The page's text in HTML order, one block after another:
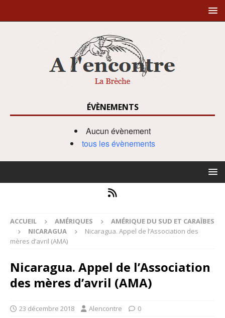
ÉVÈNEMENTS
Aucun évènement
tous les évènements
ACCUEIL AMÉRIQUES
AMÉRIQUE DU SUD ET CARAÏBES
NICARAGUA
Nicaragua. Appel de l’Association des
mères d’avril (AMA)
Nicaragua. Appel de l’Association
des mères d’avril (AMA)
23 décembre 2018 Alencontre 0